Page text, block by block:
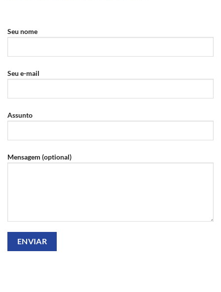
Seu nome
Seu e-mail
Assunto
Mensagem (optional)